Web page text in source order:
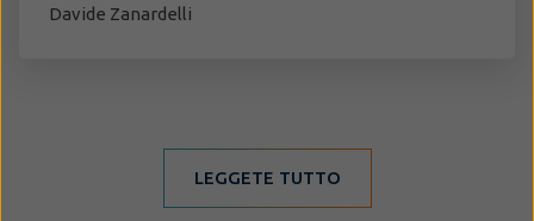
Davide Zanardelli
LEGGETE TUTTO